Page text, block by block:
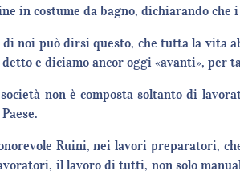
in costume da bagno, dichiarando
di noi può dirsi questo, che tutta la vita
detto e diciamo ancor oggi «avanti»,
non è composta soltanto di
Ruini, nei lavori preparatori,
il lavoro di tutti, non solo